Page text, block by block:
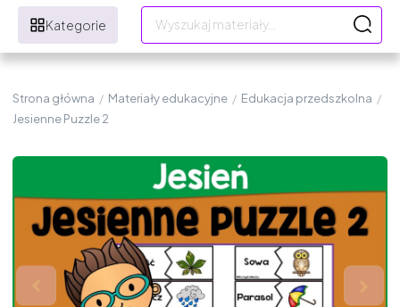
Kategorie
Strona główna / Materiały edukacyjne / Edukacja przedszkolna /
Jesienne Puzzle 2